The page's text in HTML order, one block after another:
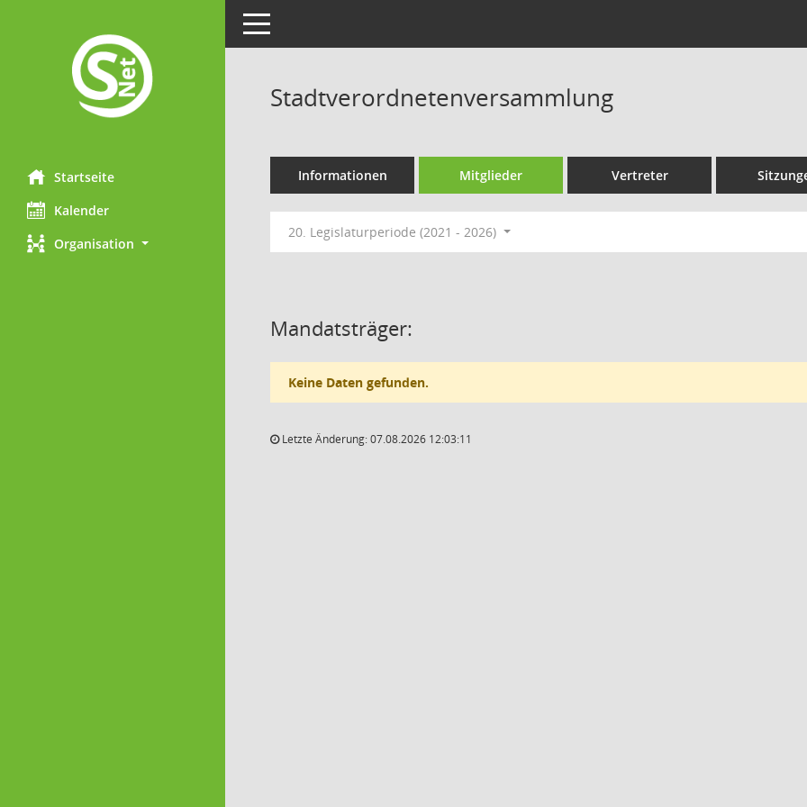
Startseite
Kalender
Organisation
Toggle navigation
Stadtverordnetenversammlung
Informationen Mitglieder Vertreter
20. Legislaturperiode (2021 - 2026)
Mandatsträger:
Keine Daten gefunden.
Letzte Änderung: 07.08.2026 12:03:11